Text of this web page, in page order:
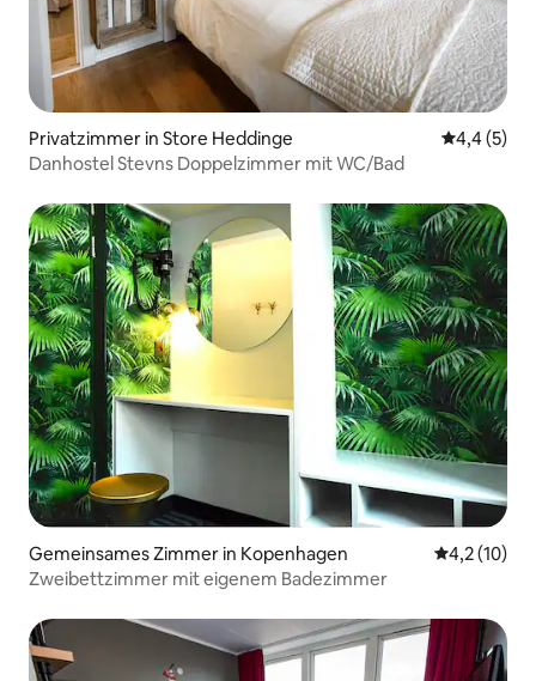
Privatzimmer in Store Heddinge
4,4 (5)
Danhostel Stevns Doppelzimmer mit WC/Bad
Gemeinsames Zimmer in Kopenhagen
4,2 (10)
Zweibettzimmer mit eigenem Badezimmer